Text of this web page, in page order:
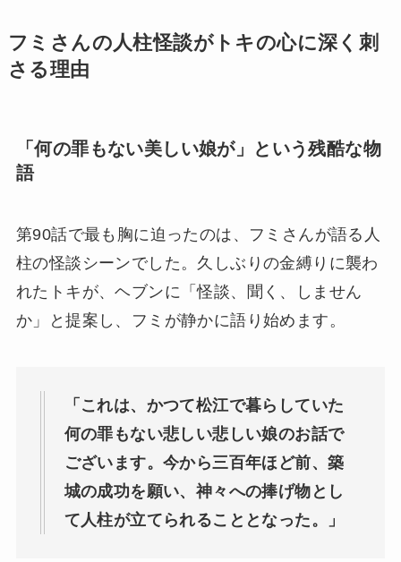
フミさんの人柱怪談がトキの心に深く刺
さる理由
「何の罪もない美しい娘が」という残酷な物
語
第90話で最も胸に迫ったのは、フミさんが語る人
柱の怪談シーンでした。久しぶりの金縛りに襲わ
れたトキが、ヘブンに「怪談、聞く、しません
か」と提案し、フミが静かに語り始めます。
「これは、かつて松江で暮らしていた
何の罪もない悲しい悲しい娘のお話で
ございます。今から三百年ほど前、築
城の成功を願い、神々への捧げ物とし
て人柱が立てられることとなった。」